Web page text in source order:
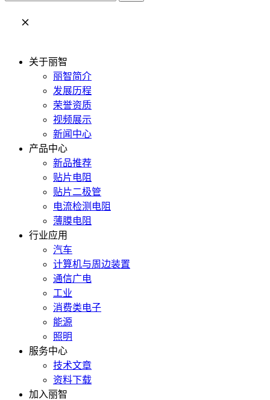
关于丽智
丽智简介
发展历程
荣誉资质
视频展示
新闻中心
产品中心
新品推荐
贴片电阻
贴片二极管
电流检测电阻
薄膜电阻
行业应用
汽车
计算机与周边装置
通信广电
工业
消费类电子
能源
照明
服务中心
技术文章
资料下载
加入丽智